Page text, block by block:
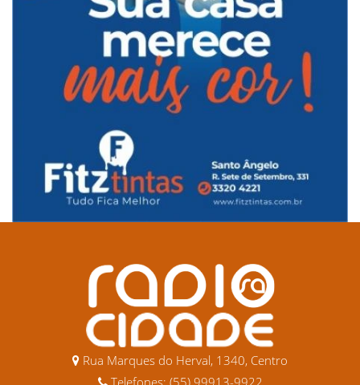
Rua Marques do Herval, 1340, Centro